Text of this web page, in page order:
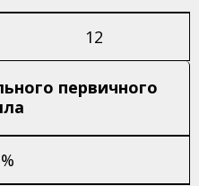
12
первичного